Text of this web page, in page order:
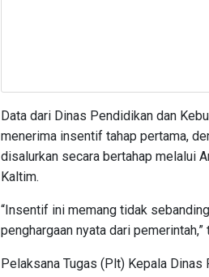
Data dari Dinas Pendidikan dan
menerima insentif tahap pertama,
disalurkan secara bertahap melalui
Kaltim.
“Insentif ini memang tidak
penghargaan nyata dari pemerintah,”
Pelaksana Tugas (Plt) Kepala